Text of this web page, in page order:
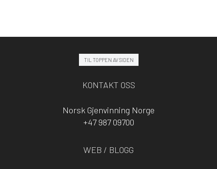
TIL TOPPEN AV SIDEN
KONTAKT OSS
Norsk Gjenvinning Norge
+47 987 09700
WEB / BLOGG